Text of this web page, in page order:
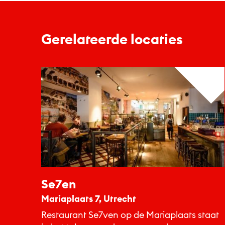
Gerelateerde locaties
Se7en
Mariaplaats 7, Utrecht
Restaurant Se7ven op de Mariaplaats staat